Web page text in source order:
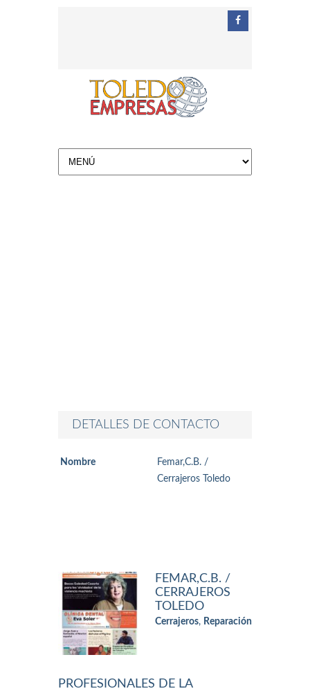
DETALLES DE CONTACTO
Nombre
Femar,C.B. /
Cerrajeros Toledo
FEMAR,C.B. /
CERRAJEROS
TOLEDO
Cerrajeros, Reparación
PROFESIONALES DE LA